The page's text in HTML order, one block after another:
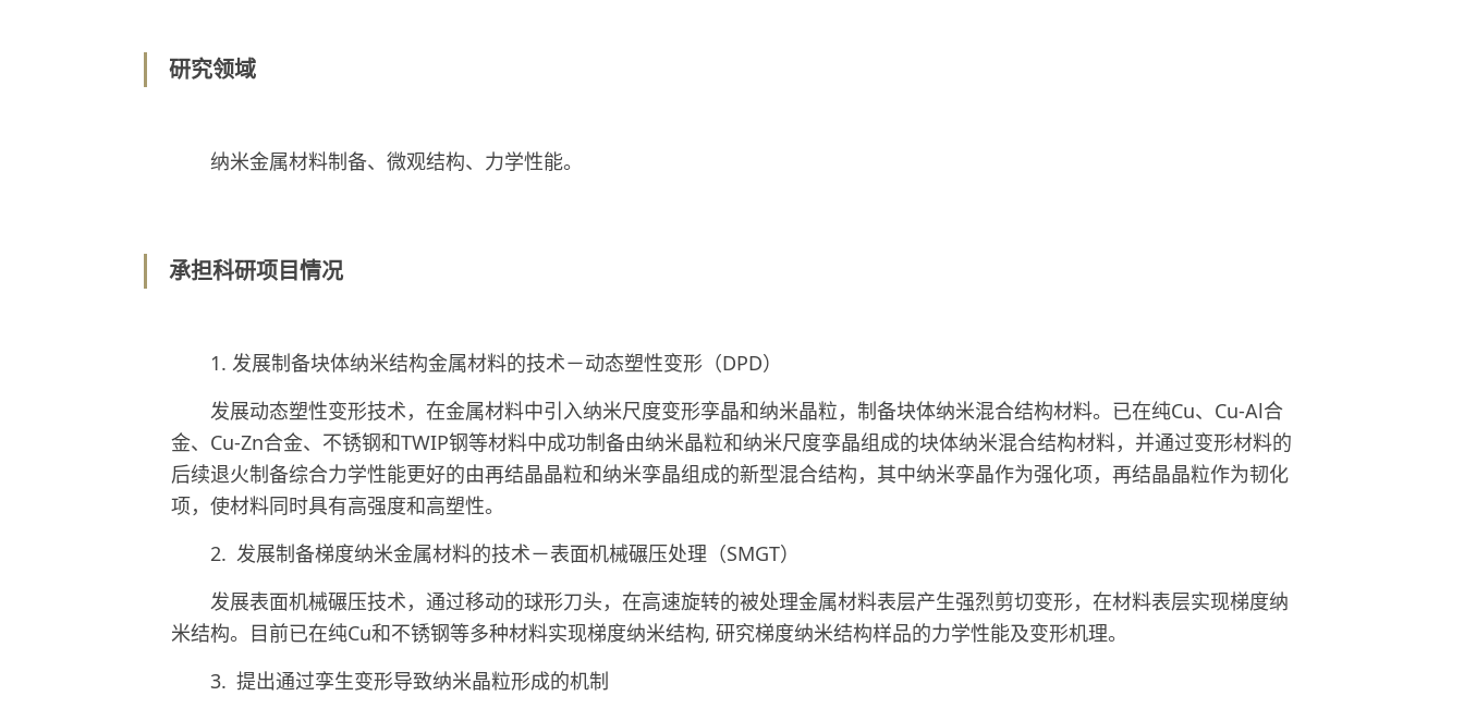
研究领域
纳米金属材料制备、微观结构、力学性能。
承担科研项目情况
1. 发展制备块体纳米结构金属材料的技术－动态塑性变形（DPD）
发展动态塑性变形技术，在金属材料中引入纳米尺度变形孪晶和纳米晶粒，制备块体纳米混合结构材料。已在纯Cu、 Cu-Al合
金、 Cu-Zn合金、不锈钢和TWIP钢等材料中成功制备由纳米晶粒和纳米尺度孪晶组成的块体纳米混合结构材料，并通过变形材料的
后续退火制备综合力学性能更好的由再结晶晶粒和纳米孪晶组成的新型混合结构， 其中纳米孪晶作为强化项，再结晶晶粒作为韧化
项，使材料同时具有高强度和高塑性。
2. 发展制备梯度纳米金属材料的技术－表面机械碾压处理（SMGT）
发展表面机械碾压技术，通过移动的球形刀头， 在高速旋转的被处理金属材料表层产生强烈剪切变形，在材料表层实现梯度纳
米结构。 目前已在纯Cu和不锈钢等多种材料实现梯度纳米结构, 研究梯度纳米结构样品的力学性能及变形机理。
3. 提出通过孪生变形导致纳米晶粒形成的机制